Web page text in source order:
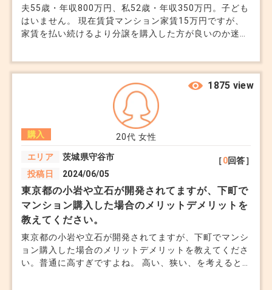
それ以外は個々のご判断になると思います。
ご参考ください。
+1
夫55歳・年収800万円、私52歳・年収350万円。子ども
はいません。 現在賃貸マンション家賃15万円ですが、
家賃を払い続けるより分譲を購入した方が良いのか迷っ
円の中古マンション。 頭金1,000万円を入れ、残りを20
年ローンにすると月の返済は約13万円＋管理費修繕費3
万円。 夫は定年まであと10年、退職金は1,500万円ほど
の見込みです。 老後資金を減らさずに持ち家に切り替
えるのはリスクがあるでしょうか。固定資産税や将来の
修繕一時金も不安です。
20代 女性
購入
エリア
茨城県守谷市
投稿日
2024/06/05
［0回答］
1875 view
東京都の小岩や立石が開発されてますが、下町で
マンション購入した場合のメリットデメリットを
教えてください。
東京都の小岩や立石が開発されてますが、下町でマンシ
ョン購入した場合のメリットデメリットを教えてくださ
い。普通に高すぎですよね。 高い、狭い、を考えると